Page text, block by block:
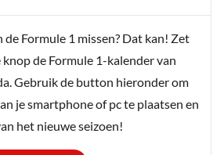
Formule 1 missen? Dat kan! Zet
de Formule 1-kalender van
Gebruik de button hieronder om
je smartphone of pc te plaatsen en
het nieuwe seizoen!